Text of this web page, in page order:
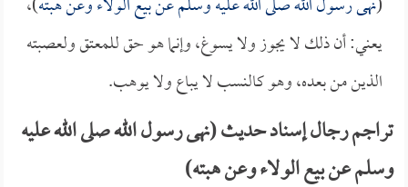
يعني: أن ذلك لا يجوز ولا يسوغ، وإنما هو حق للمعتق ولعصبته
الذين من بعده، وهو كالنسب لا يباع ولا يوهب.
تراجم رجال إسناد حديث (نهى رسول الله صلى الله عليه
وسلم عن بيع الولاء وعن هبته)